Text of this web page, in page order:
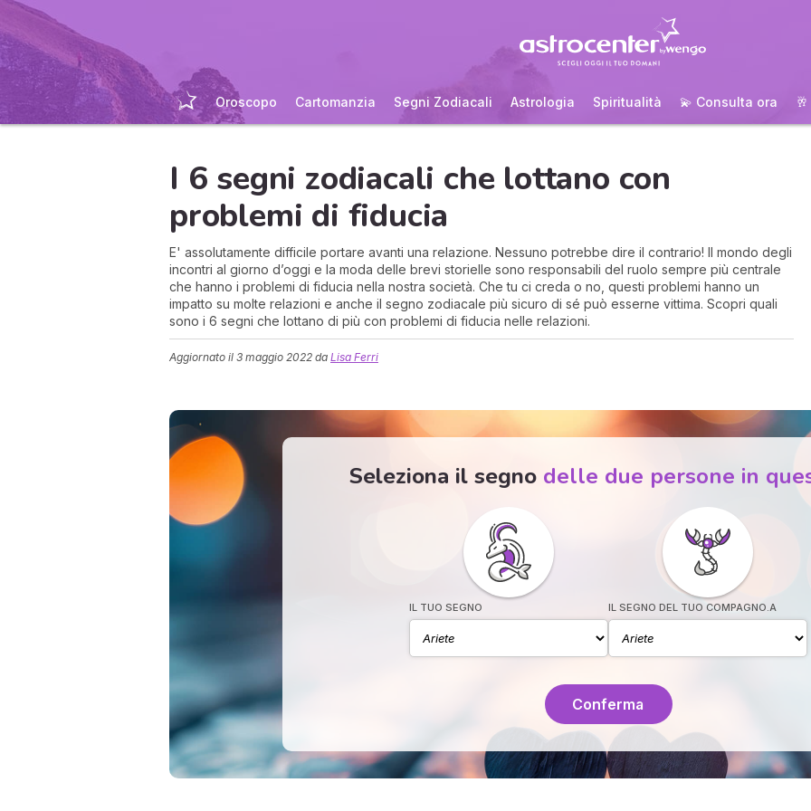
Oroscopo Cartomanzia Segni Zodiacali Astrologia Spiritualità 💫 Consulta ora
I 6 segni zodiacali che lottano con
problemi di fiducia
E' assolutamente difficile portare avanti una relazione. Nessuno potrebbe dire il contrario! Il mondo degli
incontri al giorno d’oggi e la moda delle brevi storielle sono responsabili del ruolo sempre più centrale
che hanno i problemi di fiducia nella nostra società. Che tu ci creda o no, questi problemi hanno un
impatto su molte relazioni e anche il segno zodiacale più sicuro di sé può esserne vittima. Scopri quali
sono i 6 segni che lottano di più con problemi di fiducia nelle relazioni.
Aggiornato il 3 maggio 2022 da Lisa Ferri
Seleziona il segno delle due persone in
IL TUO SEGNO IL SEGNO DEL TUO COMPAGNO.A
Conferma